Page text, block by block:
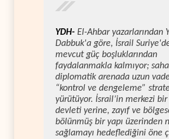
YDH- El-Ahbar yazarlarından
Dabbuk'a göre, İsrail
mevcut güç boşluklarından
faydalanmakla kalmıyor;
diplomatik arenada uzun
“kontrol ve dengeleme”
yürütüyor. İsrail’in merkezi bir
devleti yerine, zayıf ve
bölünmüş bir yapı üzerinden
sağlamayı hedeflediğini öne